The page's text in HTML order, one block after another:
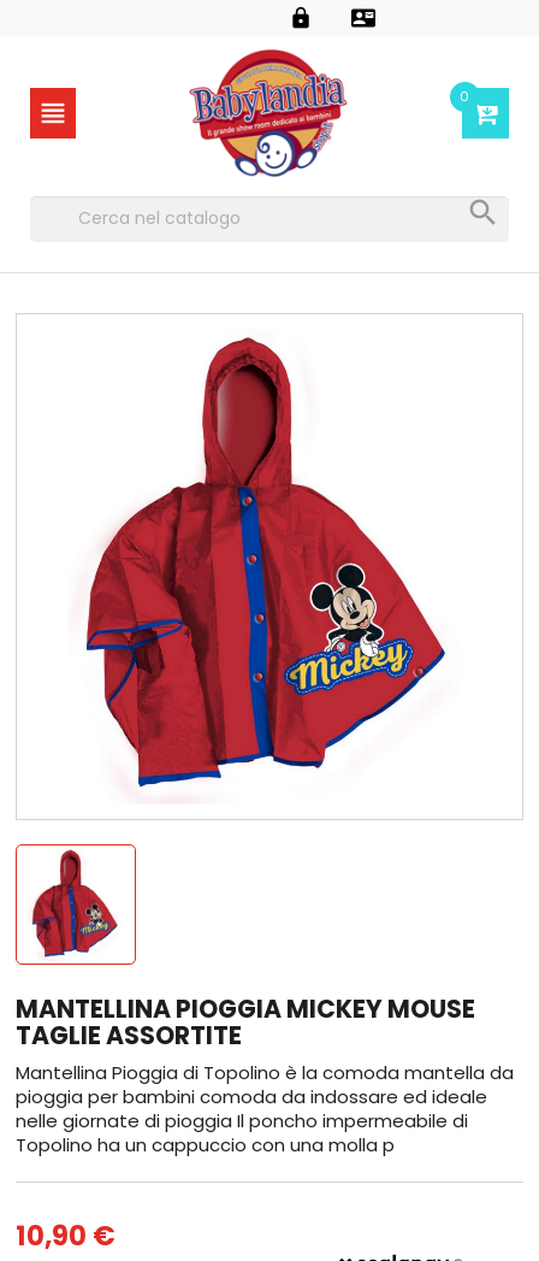
 
 0

MANTELLINA PIOGGIA MICKEY MOUSE
TAGLIE ASSORTITE
Mantellina Pioggia di Topolino è la comoda mantella da
pioggia per bambini comoda da indossare ed ideale
nelle giornate di pioggia Il poncho impermeabile di
Topolino ha un cappuccio con una molla p
10,90 €